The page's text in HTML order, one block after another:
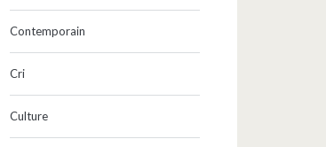
Contemporain
Cri
Culture